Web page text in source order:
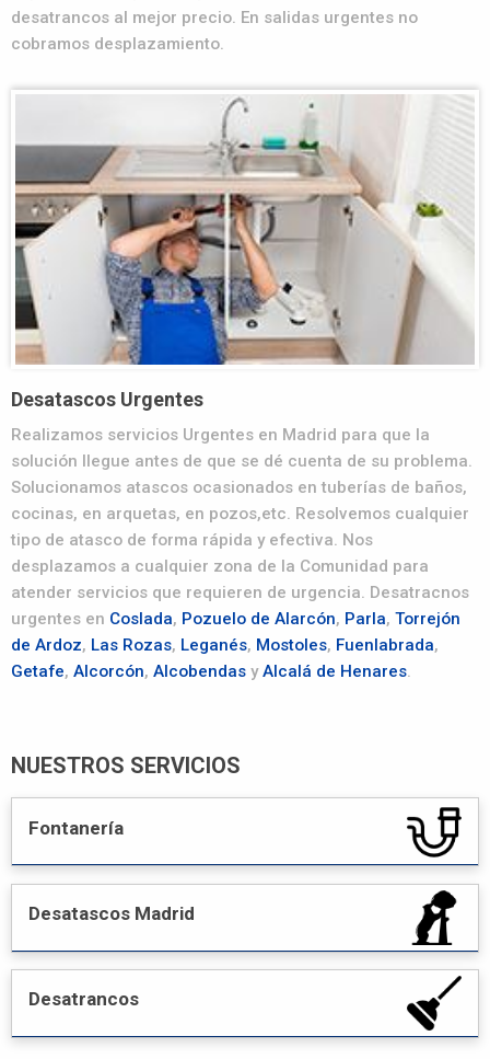
desatrancos al mejor precio. En salidas urgentes no
cobramos desplazamiento.
Desatascos Urgentes
Realizamos servicios Urgentes en Madrid para que la
solución llegue antes de que se dé cuenta de su problema.
Solucionamos atascos ocasionados en tuberías de baños,
cocinas, en arquetas, en pozos,etc. Resolvemos cualquier
tipo de atasco de forma rápida y efectiva. Nos
desplazamos a cualquier zona de la Comunidad para
atender servicios que requieren de urgencia. Desatracnos
urgentes en Coslada, Pozuelo de Alarcón, Parla, Torrejón
de Ardoz, Las Rozas, Leganés, Mostoles, Fuenlabrada,
Getafe, Alcorcón, AlcobendasyAlcalá de Henares.
NUESTROS SERVICIOS
Fontanería
Desatascos Madrid
Desatrancos